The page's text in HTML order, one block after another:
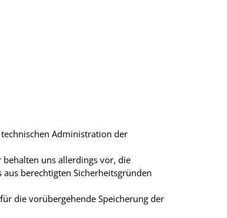
Administration der
uns allerdings vor, die
berechtigten Sicherheitsgründen
die vorübergehende Speicherung der